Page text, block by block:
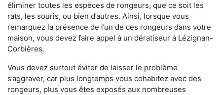
éliminer toutes les espèces de rongeurs, que ce soit les
rats, les souris, ou bien d’autres. Ainsi, lorsque vous
remarquez la présence de l’un de ces rongeurs dans votre
maison, vous devez faire appel à un dératiseur à Lézignan-
Corbières.
Vous devez surtout éviter de laisser le problème
s’aggraver, car plus longtemps vous cohabitez avec des
rongeurs, plus vous êtes exposés aux nombreuses